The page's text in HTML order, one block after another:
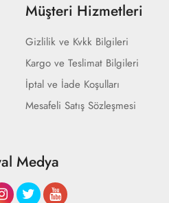
Müşteri Hizmetleri
Gizlilik ve Kvkk Bilgileri
Kargo ve Teslimat Bilgileri
İptal ve İade Koşulları
Mesafeli Satış Sözleşmesi
Medya